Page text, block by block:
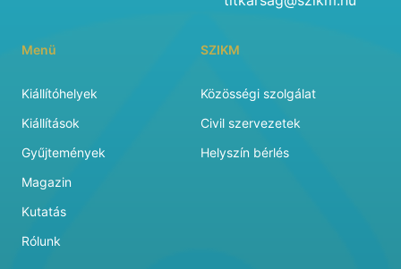
Menü
Kiállítóhelyek
Kiállítások
Gyűjtemények
Magazin
Kutatás
Rólunk
SZIKM
Közösségi szolgálat
Civil szervezetek
Helyszín bérlés